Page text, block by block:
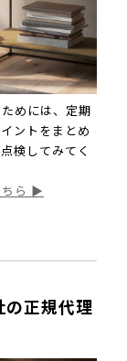
めには、定期
ントをまとめ
検してみてく
ちら ▶
の正規代理